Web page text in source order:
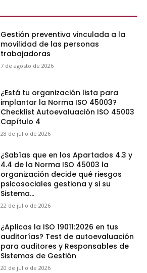
Gestión preventiva vinculada a la
movilidad de las personas
trabajadoras
7 de agosto de 2026
¿Está tu organización lista para
implantar la Norma ISO 45003?
Checklist Autoevaluación ISO 45003
Capítulo 4
28 de julio de 2026
¿Sabías que en los Apartados 4.3 y
4.4 de la Norma ISO 45003 la
organización decide qué riesgos
psicosociales gestiona y si su
Sistema...
22 de julio de 2026
¿Aplicas la ISO 19011:2026 en tus
auditorías? Test de autoevaluación
para auditores y Responsables de
Sistemas de Gestión
20 de julio de 2026